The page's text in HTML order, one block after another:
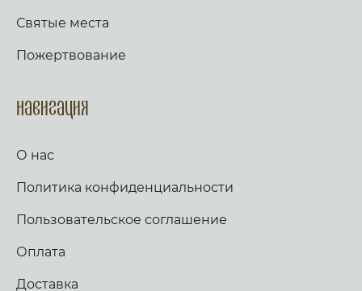
Святые места
Пожертвование
Навигация
О нас
Политика конфиденциальности
Пользовательское соглашение
Оплата
Доставка